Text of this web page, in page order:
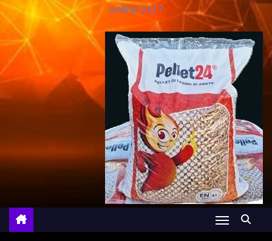
online 24/7